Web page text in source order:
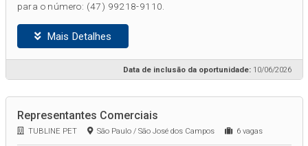
para o número: (47) 99218-9110.
Mais Detalhes
Data de inclusão da oportunidade:10/06/2026
Representantes Comerciais
TUBLINE PET São Paulo / São José dos Campos 6 vagas